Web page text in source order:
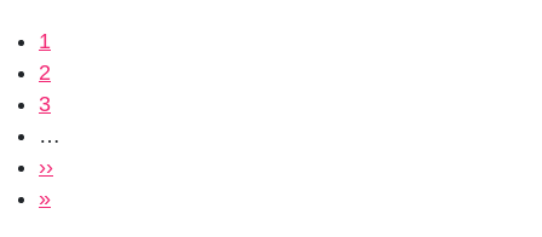
Нумерация страниц
Текущая страница
1
Страница
2
Страница
3
…
Следующая страница
››
Последняя страница
»